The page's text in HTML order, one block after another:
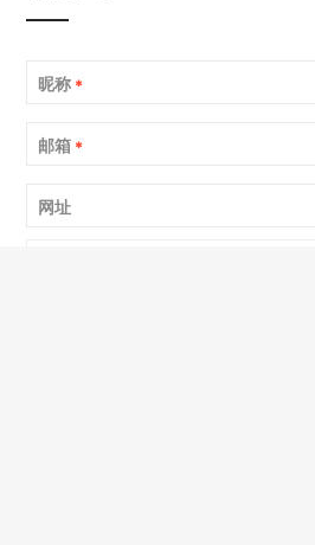
昵称 *
邮箱 *
网址